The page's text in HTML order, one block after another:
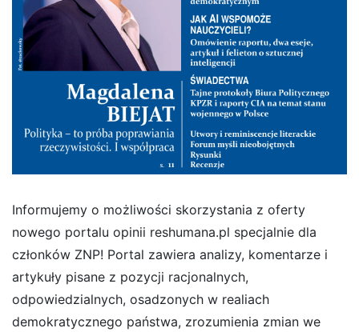
Informujemy o możliwości skorzystania z oferty
nowego portalu opinii reshumana.pl specjalnie dla
członków ZNP! Portal zawiera analizy, komentarze i
artykuły pisane z pozycji racjonalnych,
odpowiedzialnych, osadzonych w realiach
demokratycznego państwa, zrozumienia zmian we